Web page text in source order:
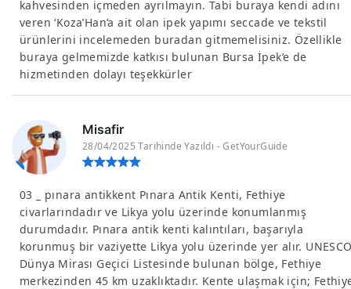
kahvesinden içmeden ayrılmayın. Tabi buraya kendi adını
veren ‘Koza’Han’a ait olan ipek yapımı seccade ve tekstil
ürünlerini incelemeden buradan gitmemelisiniz. Özellikle
buraya gelmemizde katkısı bulunan Bursa İpek’e de
hizmetinden dolayı teşekkürler
Misafir
28/04/2025 Tarihinde Yazıldı - GetYourGuide
03 _ pınara antikkent Pınara Antik Kenti, Fethiye
civarlarındadır ve Likya yolu üzerinde konumlanmış
durumdadır. Pınara antik kenti kalıntıları, başarıyla
korunmuş bir vaziyette Likya yolu üzerinde yer alır.
Dünya Mirası Geçici Listesinde bulunan bölge, Fethiye
merkezinden 45 km uzaklıktadır. Kente ulaşmak için;